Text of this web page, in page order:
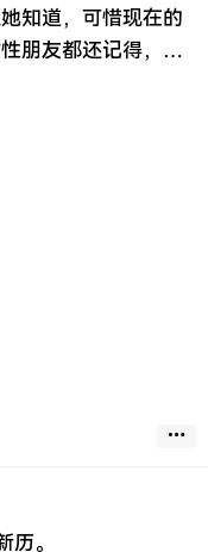
知道，可惜现在的
朋友都还记得，祝
差阳错连生辰时间
们联系扛住现在。
了几十个朋友一起
理还是失落落的。
。